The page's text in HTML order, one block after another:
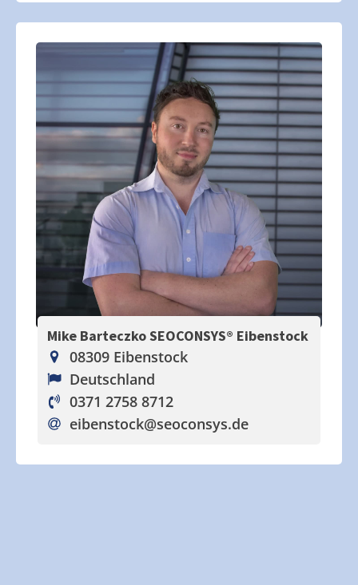
Mike Barteczko SEOCONSYS® Eibenstock
08309 Eibenstock
Deutschland
0371 2758 8712
eibenstock@seoconsys.de